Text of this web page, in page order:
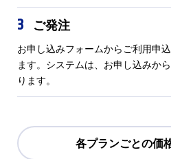
3 ご発注
お申し込みフォームからご利用申
ます。システムは、お申し込みか
ります。
各プランごとの価